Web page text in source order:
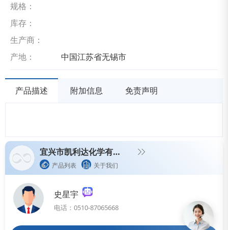
规格：
库存：
生产商：
产地：
中国江苏省无锡市
产品描述 附加信息 免责声明
宜兴市凯利达化学有限公司
产品列表 关于我们
史星宇
电话：0510-87065668